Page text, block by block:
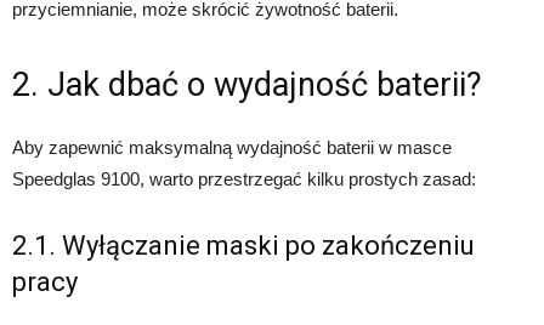
przyciemnianie, może skrócić żywotność baterii.
2. Jak dbać o wydajność baterii?
Aby zapewnić maksymalną wydajność baterii w masce
Speedglas 9100, warto przestrzegać kilku prostych zasad:
2.1. Wyłączanie maski po zakończeniu
pracy